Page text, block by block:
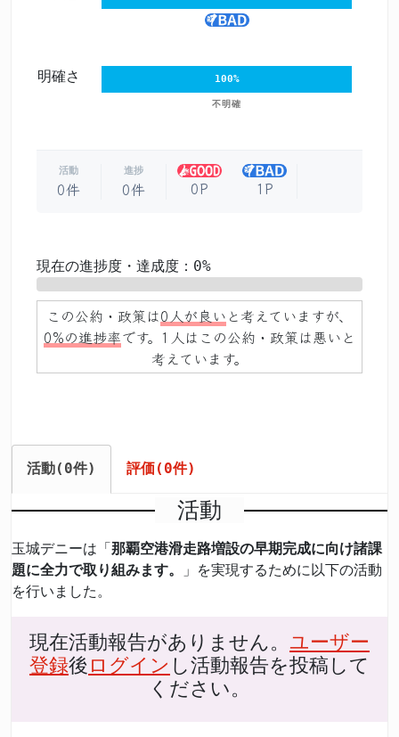
明確さ 100%
不明確
活動
0件
進捗
0件 0P 1P
現在の進捗度・達成度：0%
この公約・政策は0人が良い と考えていますが、
0%の進捗率です。1人はこの公約・政策は悪いと
考えています。
活動(0件) 評価(0件)
活動
玉城デニーは「那覇空港滑走路増設の早期完成に向け諸課
題に全力で取り組みます。
」を実現するために以下の活動
を行いました。
現在活動報告がありません。 ユーザー
登録後 ログイン し活動報告を投稿して
ください。